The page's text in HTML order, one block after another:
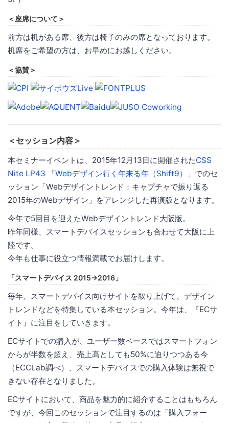
＜座席について＞
前方は机がある席、後方は椅子のみの席となっております。
机席をご希望の方は、お早めにお越しください。
＜協賛＞
＜セッション内容＞
本セミナーイベントは、2015年12月13日に開催されたCSS
Nite LP43 「Webデザイン行く年来る年（Shift9）」 でのセ
ッション「Webデザイントレンド：キャプチャで振り返る
2015年のWebデザイン」をアレンジした再演版となります。
今年で5回目を迎えたWebデザイントレンド大阪版。
昨年同様、スマートデバイスセッションも合わせて大阪に上
陸です。
今年も仕事に役立つ情報満載でお届けします。
「スマートデバイス 2015→2016」
毎年、スマートデバイス向けサイトを取り上げて、デザイン
トレンドなどを特集している本セッション。今年は、『ECサ
イト』に注目をしていきます。
ECサイトでの購入が、ユーザー数ベースではスマートフォン
からが半数を超え、売上高としても50%に迫りつつある今
（ECCLab調べ）、スマートデバイスでの購入体験は無視で
きない存在となりました。
ECサイトにおいて、商品を魅力的に紹介することはもちろん
ですが、今回このセッションで注目するのは「購入フォー